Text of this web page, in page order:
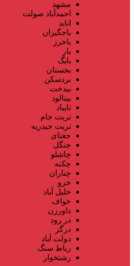
مشهد
احمدآباد صولت
انابد
باجگیران
باخرز
بار
بایگ
بجستان
بردسکن
بیدخت
بینالود
تایباد
تربت جام
تربت حیدریه
جغتای
جنگل
چاشلو
چکنه
چناران
خرو
خلیل آباد
خواف
داورزن
در رود
درگز
دولت آباد
رباط سنگ
رشتخوار